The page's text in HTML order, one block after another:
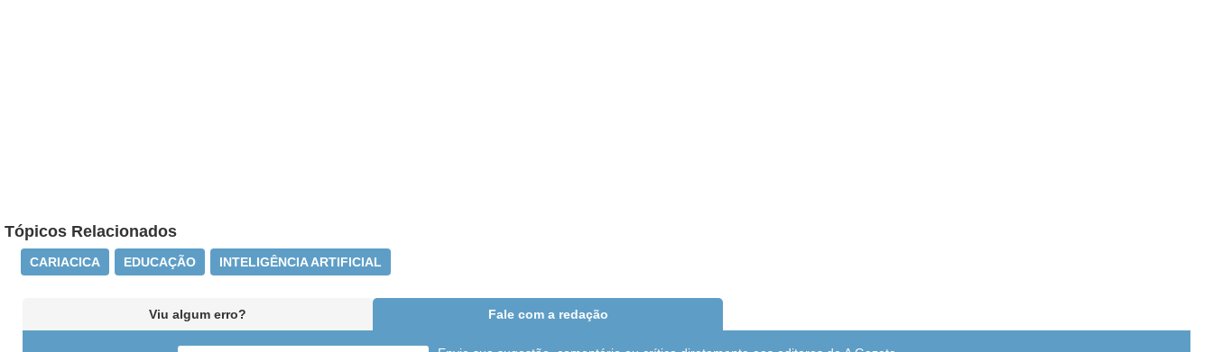
Tópicos Relacionados
CARIACICA EDUCAÇÃO INTELIGÊNCIA ARTIFICIAL
Viu algum erro? Fale com a redação